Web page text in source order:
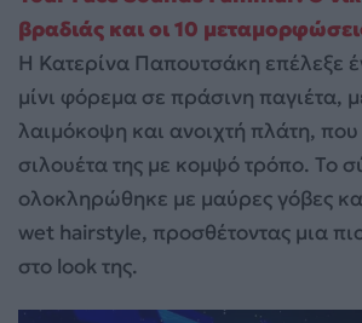
βραδιάς και οι 10
Η Κατερίνα Παπουτσάκη επέλεξε
μίνι φόρεμα σε πράσινη παγιέτα,
λαιμόκοψη και ανοιχτή πλάτη, που
σιλουέτα της με κομψό τρόπο. Το
ολοκληρώθηκε με μαύρες γόβες
wet hairstyle, προσθέτοντας μια
στο look της.